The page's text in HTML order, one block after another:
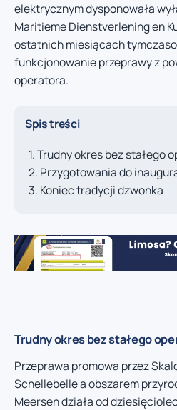
elektrycznym dysponowała
Maritieme Dienstverlening en
ostatnich miesiącach
funkcjonowanie przeprawy z
operatora.
Spis treści
Trudny okres bez stałego
Przygotowania do
Koniec tradycji dzwonka
Trudny okres bez stałego
Przeprawa promowa przez
Schellebelle a obszarem
Meersen działa od